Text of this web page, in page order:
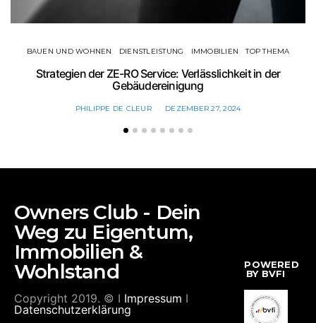
BAUEN UND WOHNEN DIENSTLEISTUNG IMMOBILIEN TOP THEMA
Strategien der ZE-RO Service: Verlässlichkeit in der
Gebäudereinigung
PHILIPPE DE CLEUR DEZEMBER 27, 2024
Owners Club - Dein
Weg zu Eigentum,
Immobilien &
Wohlstand
Copyright 2019. © I Impressum I
Datenschutzerklärung
POWERED
BY BVFI